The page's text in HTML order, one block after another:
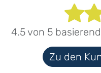
4.5von 5
Zu den